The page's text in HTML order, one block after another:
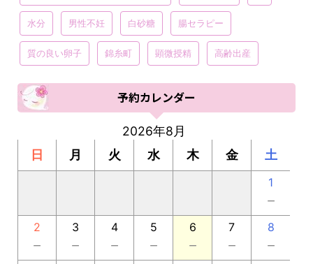
水分 男性不妊 白砂糖 腸セラピー
質の良い卵子 錦糸町 顕微授精 高齢出産
予約カレンダー
2026年8月
日
月 火 水 木 金 土
1
－
2
－
3
－
4
－
5
－
6
－
7
－
8
－